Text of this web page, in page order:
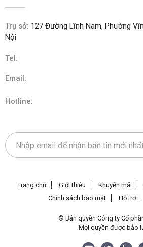
Trụ sở: 127 Đường Lĩnh Nam, Phường
Nội
Tel:
Email:
Hotline:
Trang chủ Giới thiệu Khuyến mãi
Chính sách bảo mật
Hỗ trợ
© Bản quyền Công ty Cổ
Mọi quyền được bảo